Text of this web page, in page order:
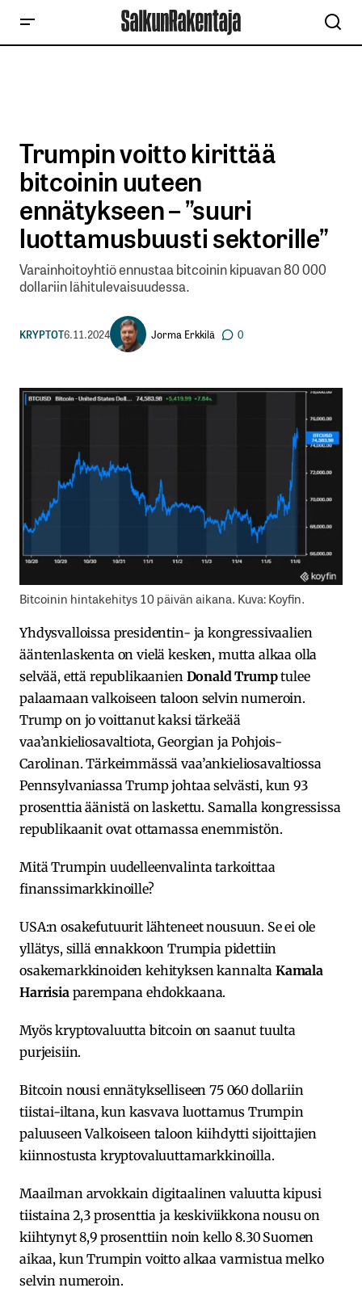
Trumpin voitto kirittää
bitcoinin uuteen
ennätykseen – ”suuri
luottamusbuusti sektorille”
Varainhoitoyhtiö ennustaa bitcoinin kipuavan 80 000
dollariin lähitulevaisuudessa.
KRYPTOT6.11.2024 Jorma Erkkilä 0
Bitcoinin hintakehitys 10 päivän aikana. Kuva: Koyfin.
Yhdysvalloissa presidentin- ja kongressivaalien
ääntenlaskenta on vielä kesken, mutta alkaa olla
selvää, että republikaanien Donald Trumptulee
palaamaan valkoiseen taloon selvin numeroin.
Trump on jo voittanut kaksi tärkeää
vaa’ankieliosavaltiota, Georgian ja Pohjois-
Carolinan. Tärkeimmässä vaa’ankieliosavaltiossa
Pennsylvaniassa Trump johtaa selvästi, kun 93
prosenttia äänistä on laskettu. Samalla kongressissa
republikaanit ovat ottamassa enemmistön.
Mitä Trumpin uudelleenvalinta tarkoittaa
finanssimarkkinoille?
USA:n osakefutuurit lähteneet nousuun. Se ei ole
yllätys, sillä ennakkoon Trumpia pidettiin
osakemarkkinoiden kehityksen kannalta Kamala
Harrisiaparempana ehdokkaana.
Myös kryptovaluutta bitcoin on saanut tuulta
purjeisiin.
Bitcoin nousi ennätykselliseen 75 060 dollariin
tiistai-iltana, kun kasvava luottamus Trumpin
paluuseen Valkoiseen taloon kiihdytti sijoittajien
kiinnostusta kryptovaluuttamarkkinoilla.
Maailman arvokkain digitaalinen valuutta kipusi
tiistaina 2,3 prosenttia ja keskiviikkona nousu on
kiihtynyt 8,9 prosenttiin noin kello 8.30 Suomen
aikaa, kun Trumpin voitto alkaa varmistua melko
selvin numeroin.